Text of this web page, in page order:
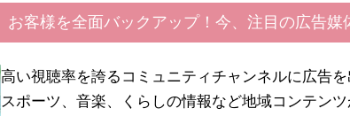
お客様を全面バックアップ！今、注目の広告媒
高い視聴率を誇るコミュニティチャンネルに広告を
スポーツ、音楽、くらしの情報など地域コンテン